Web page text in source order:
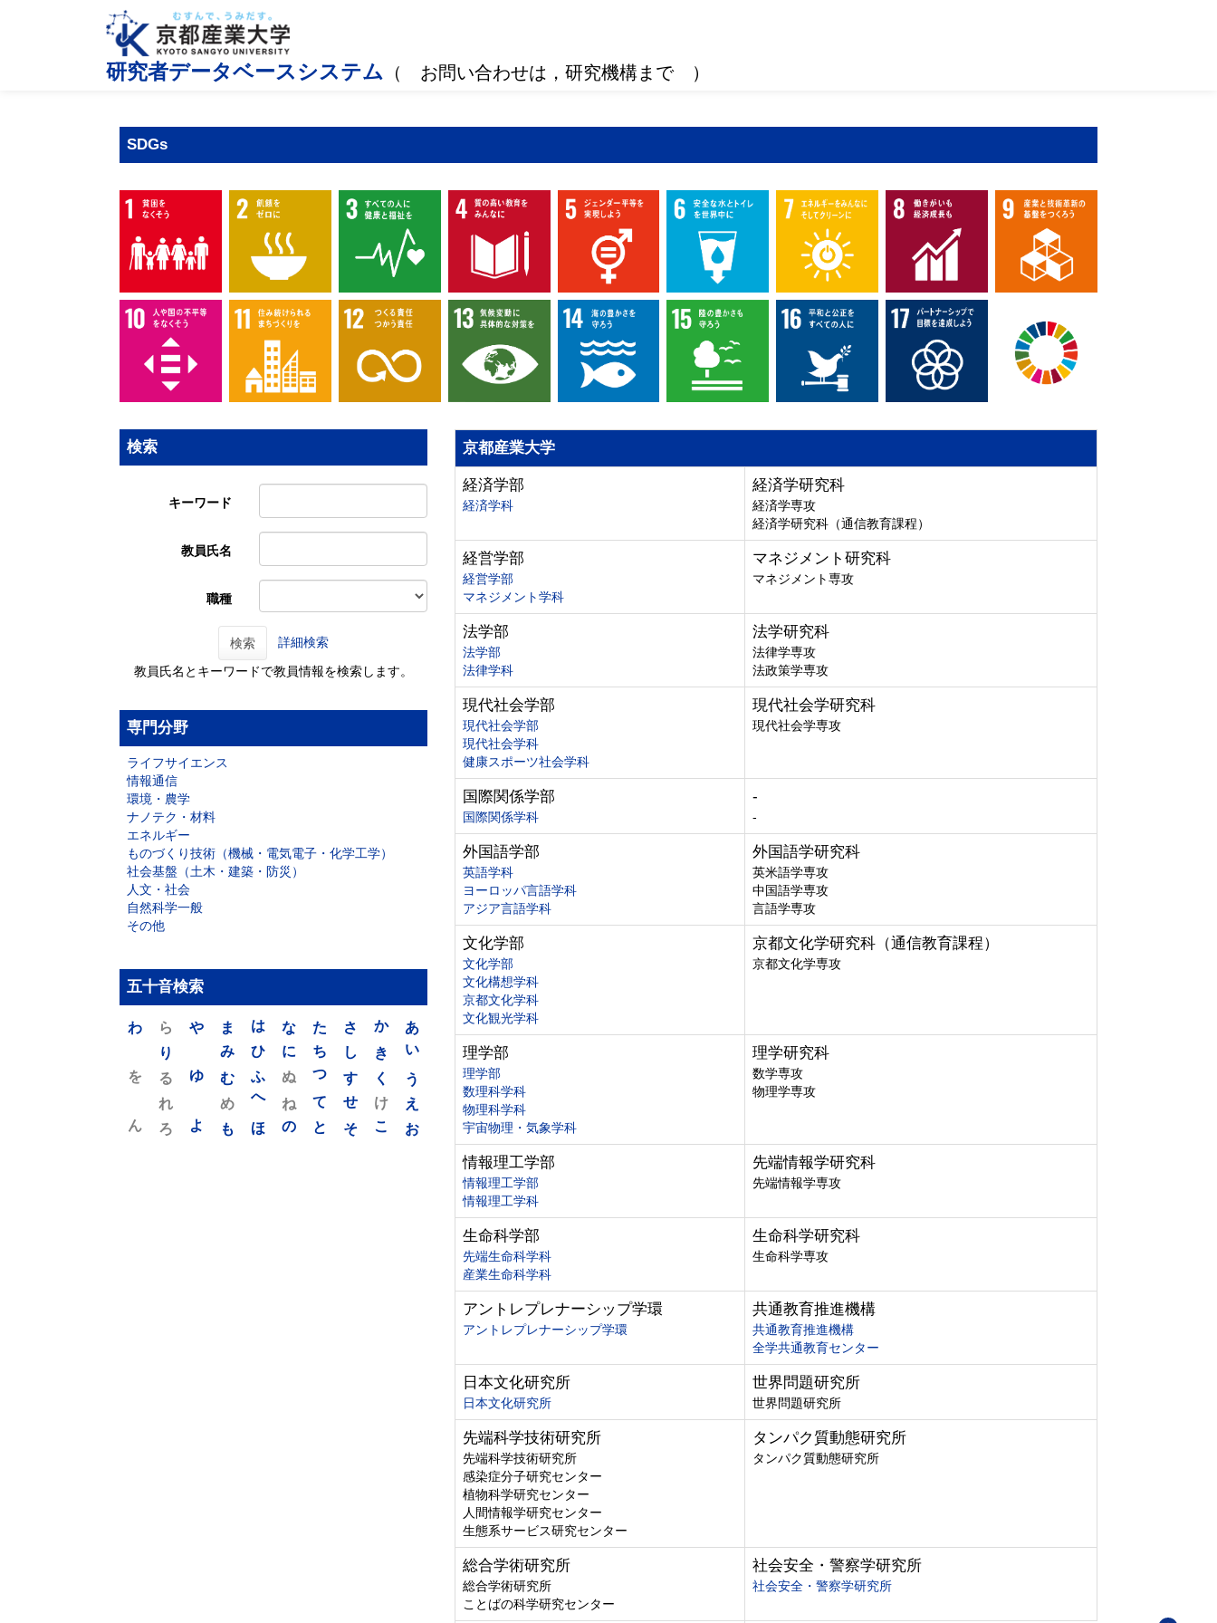
研究者データベースシステム （ お問い合わせは，研究機構まで ）
SDGs
検索
キーワード
教員氏名
職種
検索 詳細検索
教員氏名とキーワードで教員情報を検索します。
専門分野
ライフサイエンス
情報通信
環境・農学
ナノテク・材料
エネルギー
ものづくり技術（機械・電気電子・化学工学）
社会基盤（土木・建築・防災）
人文・社会
自然科学一般
その他
五十音検索
あ
い
う
え
お
か
き
く
け
こ
さ
し
す
せ
そ
た
ち
つ
て
と
な
に
ぬ
ね
の
は
ひ
ふ
へ
ほ
ま
み
む
め
も
や
ゆ
よ
ら
り
る
れ
ろ
わ
を
ん
京都産業大学
経済学部
経済学科
経済学研究科
経済学専攻
経済学研究科（通信教育課程）
経営学部
経営学部
マネジメント学科
マネジメント研究科
マネジメント専攻
法学部
法学部
法律学科
法学研究科
法律学専攻
法政策学専攻
現代社会学部
現代社会学部
現代社会学科
健康スポーツ社会学科
現代社会学研究科
現代社会学専攻
国際関係学部
国際関係学科
-
-
外国語学部
英語学科
ヨーロッパ言語学科
アジア言語学科
外国語学研究科
英米語学専攻
中国語学専攻
言語学専攻
文化学部
文化学部
文化構想学科
京都文化学科
文化観光学科
京都文化学研究科（通信教育課程）
京都文化学専攻
理学部
理学部
数理科学科
物理科学科
宇宙物理・気象学科
理学研究科
数学専攻
物理学専攻
情報理工学部
情報理工学部
情報理工学科
先端情報学研究科
先端情報学専攻
生命科学部
先端生命科学科
産業生命科学科
生命科学研究科
生命科学専攻
アントレプレナーシップ学環
アントレプレナーシップ学環
共通教育推進機構
共通教育推進機構
全学共通教育センター
日本文化研究所
日本文化研究所
世界問題研究所
世界問題研究所
先端科学技術研究所
先端科学技術研究所
感染症分子研究センター
植物科学研究センター
人間情報学研究センター
生態系サービス研究センター
タンパク質動態研究所
タンパク質動態研究所
総合学術研究所
総合学術研究所
ことばの科学研究センター
社会安全・警察学研究所
社会安全・警察学研究所